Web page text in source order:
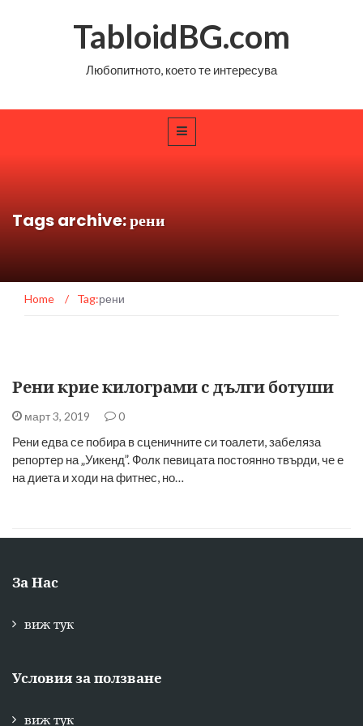
TabloidBG.com
Любопитното, което те интересува
Tags archive: рени
Home / Tag:рени
Рени крие килограми с дълги ботуши
март 3, 2019 0
Рени едва се побира в сценичните си тоалети, забеляза
репортер на „Уикенд”. Фолк певицата постоянно твърди, че е
на диета и ходи на фитнес, но…
За Нас
виж тук
Условия за ползване
виж тук